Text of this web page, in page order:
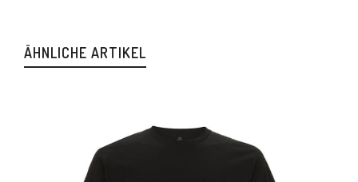
ÄHNLICHE ARTIKEL